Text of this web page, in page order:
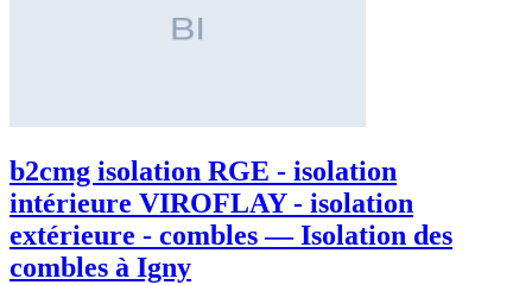
b2cmg isolation RGE - isolation
intérieure VIROFLAY - isolation
extérieure - combles — Isolation des
combles à Igny